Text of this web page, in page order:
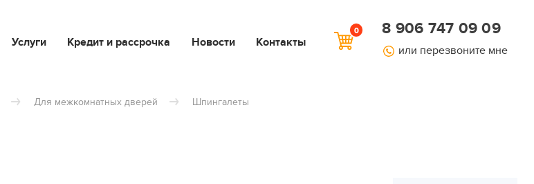
Услуги Кредит и рассрочка Новости Контакты
0 8 906 747 09 09
или перезвоните мне
Для межкомнатных дверей Шпингалеты